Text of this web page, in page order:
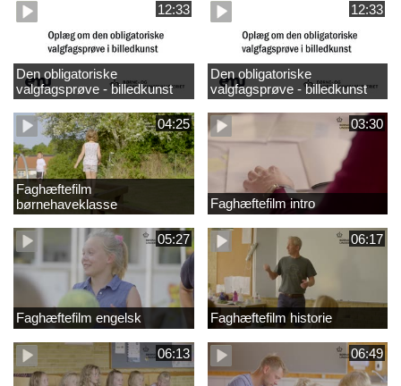
12:33
Den obligatoriske
valgfagsprøve - billedkunst
større LK
12:33
Den obligatoriske
valgfagsprøve - billedkunst
04:25
Faghæftefilm
børnehaveklasse
03:30
Faghæftefilm intro
05:27
Faghæftefilm engelsk
06:17
Faghæftefilm historie
06:13 06:49